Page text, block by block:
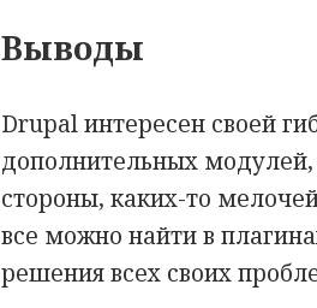
Выводы
Drupal интересен своей
дополнительных модулей,
стороны, каких-то
все можно найти в
решения всех своих